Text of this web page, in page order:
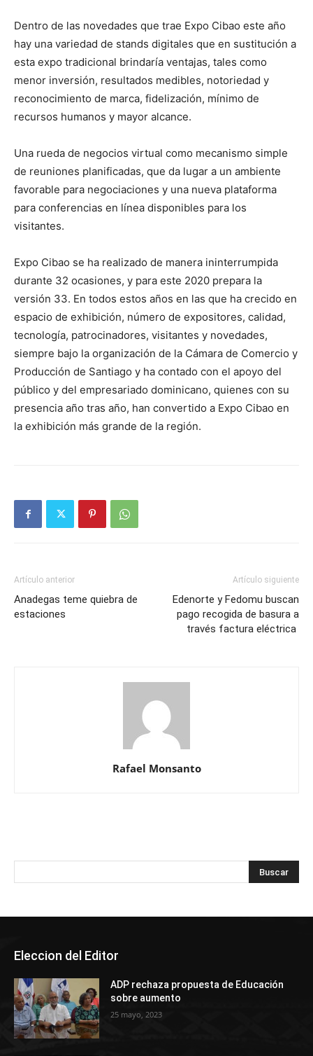
Dentro de las novedades que trae Expo Cibao este año
hay una variedad de stands digitales que en sustitución a
esta expo tradicional brindaría ventajas, tales como
menor inversión, resultados medibles, notoriedad y
reconocimiento de marca, fidelización, mínimo de
recursos humanos y mayor alcance.
Una rueda de negocios virtual como mecanismo simple
de reuniones planificadas, que da lugar a un ambiente
favorable para negociaciones y una nueva plataforma
para conferencias en línea disponibles para los
visitantes.
Expo Cibao se ha realizado de manera ininterrumpida
durante 32 ocasiones, y para este 2020 prepara la
versión 33. En todos estos años en las que ha crecido en
espacio de exhibición, número de expositores, calidad,
tecnología, patrocinadores, visitantes y novedades,
siempre bajo la organización de la Cámara de Comercio y
Producción de Santiago y ha contado con el apoyo del
público y del empresariado dominicano, quienes con su
presencia año tras año, han convertido a Expo Cibao en
la exhibición más grande de la región.
Artículo anterior
Anadegas teme quiebra de
estaciones
Artículo siguiente
Edenorte y Fedomu buscan
pago recogida de basura a
través factura eléctrica
Rafael Monsanto
Eleccion del Editor
ADP rechaza propuesta de Educación
sobre aumento
25 mayo, 2023